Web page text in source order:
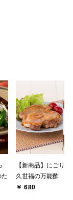
【新商品】にごり
久世福の万能酢
￥ 680